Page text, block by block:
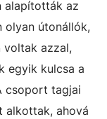
alapították az
olyan útonállók,
voltak azzal,
egyik kulcsa a
csoport tagjai
alkottak, ahová